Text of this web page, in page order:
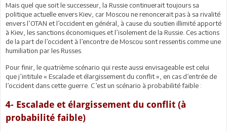
Mais quel que soit le successeur, la Russie continuerait toujours sa
politique actuelle envers Kiev, car Moscou ne renoncerait pas à sa rivalité
envers l’OTAN et l’occident en général, à cause du soutien illimité apporté
à Kiev, les sanctions économiques et l’isolement de la Russie. Ces actions
de la part de l’occident à l’encontre de Moscou sont ressentis comme une
humiliation par les Russes.
Pour finir, le quatrième scénario qui reste aussi envisageable est celui
que j’intitule « Escalade et élargissement du conflit », en cas d’entrée de
l’occident dans cette guerre. C’est un scénario à probabilité faible :
4- Escalade et élargissement du conflit (à
probabilité faible)